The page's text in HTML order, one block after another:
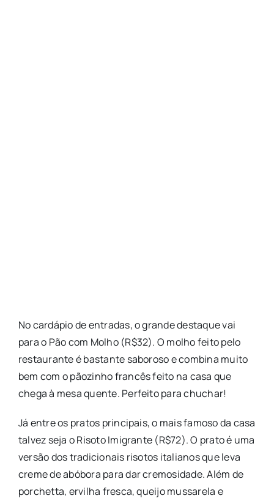
No cardápio de entradas, o grande destaque vai
para o Pão com Molho (R$32). O molho feito pelo
restaurante é bastante saboroso e combina muito
bem com o pãozinho francês feito na casa que
chega à mesa quente. Perfeito para chuchar!
Já entre os pratos principais, o mais famoso da casa
talvez seja o Risoto Imigrante (R$72). O prato é uma
versão dos tradicionais risotos italianos que leva
creme de abóbora para dar cremosidade. Além de
porchetta, ervilha fresca, queijo mussarela e